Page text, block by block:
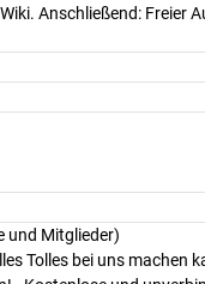
Anschließend: Freier
und Mitglieder)
Tolles bei uns machen